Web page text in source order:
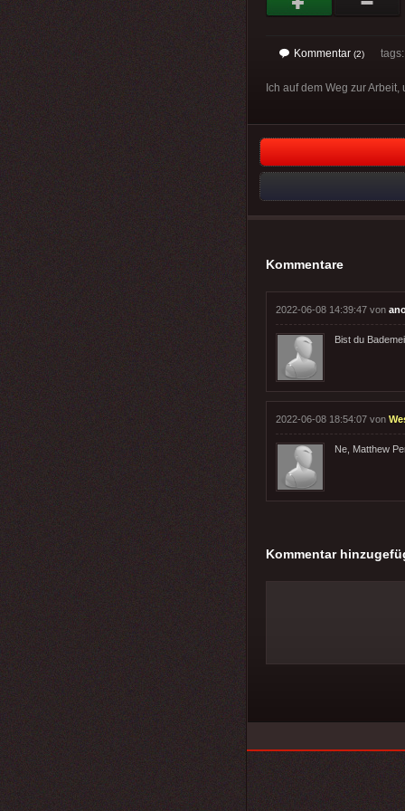
Kommentar (2)
Ich auf dem Weg zur
Kommentare
2022-06-08 14:39:47 von
Bist du
2022-06-08 18:54:07 von
Ne, Matthew
Kommentar